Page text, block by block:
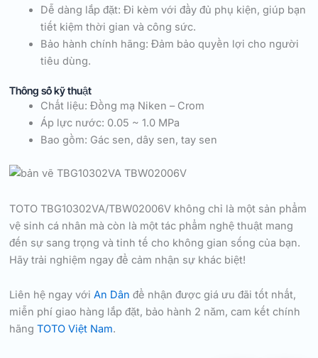
Dễ dàng lắp đặt: Đi kèm với đầy đủ phụ kiện, giúp bạn
tiết kiệm thời gian và công sức.
Bảo hành chính hãng: Đảm bảo quyền lợi cho người
tiêu dùng.
Thông số kỹ thuật
Chất liệu: Đồng mạ Niken – Crom
Áp lực nước: 0.05 ~ 1.0 MPa
Bao gồm: Gác sen, dây sen, tay sen
TOTO TBG10302VA/TBW02006V không chỉ là một sản phẩm
vệ sinh cá nhân mà còn là một tác phẩm nghệ thuật mang
đến sự sang trọng và tinh tế cho không gian sống của bạn.
Hãy trải nghiệm ngay để cảm nhận sự khác biệt!
Liên hệ ngay vớiAn Dân để nhận được giá ưu đãi tốt nhất,
miễn phí giao hàng lắp đặt, bảo hành 2 năm, cam kết chính
hãngTOTO Việt Nam.